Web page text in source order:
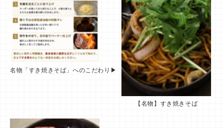
名物「すき焼きそば」へのこだわり▶
【名物】すき焼きそば